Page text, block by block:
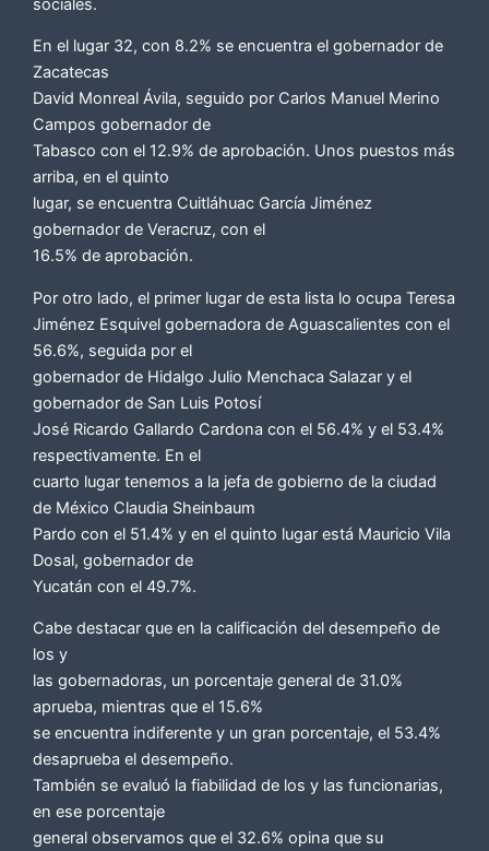
sociales.
En el lugar 32, con 8.2% se encuentra el gobernador de
Zacatecas
David Monreal Ávila, seguido por Carlos Manuel Merino
Campos gobernador de
Tabasco con el 12.9% de aprobación. Unos puestos más
arriba, en el quinto
lugar, se encuentra Cuitláhuac García Jiménez
gobernador de Veracruz, con el
16.5% de aprobación.
Por otro lado, el primer lugar de esta lista lo ocupa Teresa
Jiménez Esquivel gobernadora de Aguascalientes con el
56.6%, seguida por el
gobernador de Hidalgo Julio Menchaca Salazar y el
gobernador de San Luis Potosí
José Ricardo Gallardo Cardona con el 56.4% y el 53.4%
respectivamente. En el
cuarto lugar tenemos a la jefa de gobierno de la ciudad
de México Claudia Sheinbaum
Pardo con el 51.4% y en el quinto lugar está Mauricio Vila
Dosal, gobernador de
Yucatán con el 49.7%.
Cabe destacar que en la calificación del desempeño de
los y
las gobernadoras, un porcentaje general de 31.0%
aprueba, mientras que el 15.6%
se encuentra indiferente y un gran porcentaje, el 53.4%
desaprueba el desempeño.
También se evaluó la fiabilidad de los y las funcionarias,
en ese porcentaje
general observamos que el 32.6% opina que su